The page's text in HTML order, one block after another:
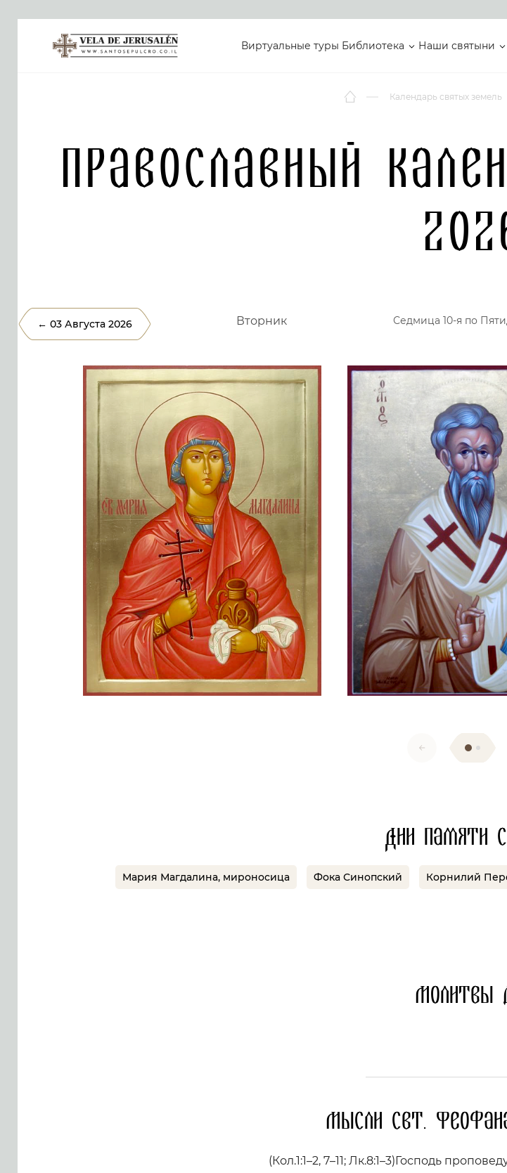
Виртуальные туры Библиотека Наши святыни
Календарь святых земель
Православный
← 03 Августа 2026 Вторник Седмица 10-я по
Дни памяти
Мария Магдалина, мироносица Фока Синопский Корнилий
Молитвы
Мысли свт.
(Кол.1:1–2, 7–11; Лк.8:1–3)Господь